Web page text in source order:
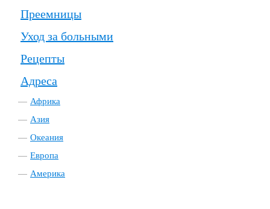
Преемницы
Уход за больными
Рецепты
Адреса
Африка
Азия
Океания
Европа
Америка